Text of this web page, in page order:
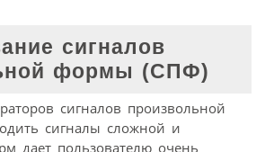
сигналов
формы (СПФ)
сигналов произвольной
сигналы сложной и
дает пользователю очень